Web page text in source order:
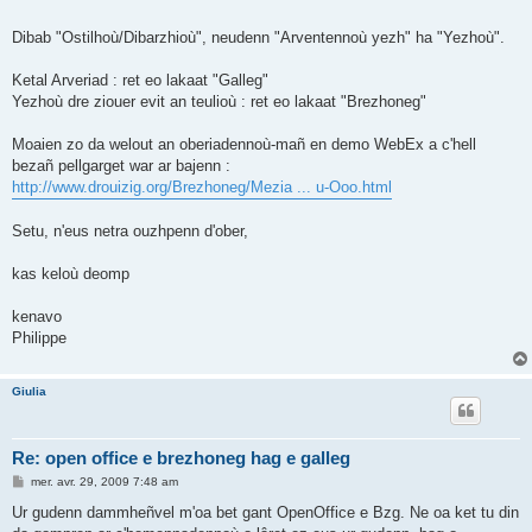
Dibab "Ostilhoù/Dibarzhioù", neudenn "Arventennoù yezh" ha "Yezhoù".
Ketal Arveriad : ret eo lakaat "Galleg"
Yezhoù dre ziouer evit an teulioù : ret eo lakaat "Brezhoneg"
Moaien zo da welout an oberiadennoù-mañ en demo WebEx a c'hell
bezañ pellgarget war ar bajenn :
http://www.drouizig.org/Brezhoneg/Mezia ... u-Ooo.html
Setu, n'eus netra ouzhpenn d'ober,
kas keloù deomp
kenavo
Philippe
Giulia
Re: open office e brezhoneg hag e galleg
M
s
mer. avr. 29, 2009 7:48 am
Ur gudenn dammheñvel m'oa bet gant OpenOffice e Bzg. Ne oa ket tu din